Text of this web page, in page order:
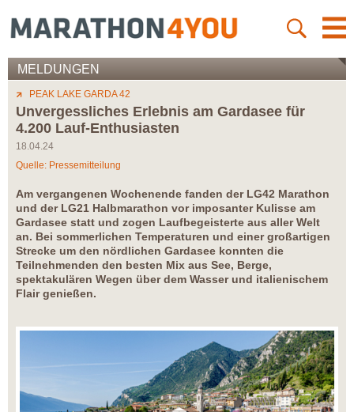
MELDUNGEN
PEAK LAKE GARDA 42
Unvergessliches Erlebnis am Gardasee für
4.200 Lauf-Enthusiasten
18.04.24
Quelle: Pressemitteilung
Am vergangenen Wochenende fanden der LG42 Marathon
und der LG21 Halbmarathon vor imposanter Kulisse am
Gardasee statt und zogen Laufbegeisterte aus aller Welt
an. Bei sommerlichen Temperaturen und einer großartigen
Strecke um den nördlichen Gardasee konnten die
Teilnehmenden den besten Mix aus See, Berge,
spektakulären Wegen über dem Wasser und italienischem
Flair genießen.